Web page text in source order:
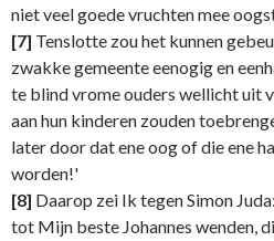
niet veel goede vruchten mee
[7] Tenslotte zou het kunnen
zwakke gemeente eenogig en
te blind vrome ouders wellicht uit
aan hun kinderen zouden
later door dat ene oog of die ene
worden!'
[8] Daarop zei Ik tegen Simon
tot Mijn beste Johannes wenden,